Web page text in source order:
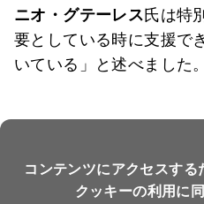
ニオ・グテーレス氏は特
要としている時に支援で
いている」と述べました。
コンテンツにアクセスす
クッキーの利用に